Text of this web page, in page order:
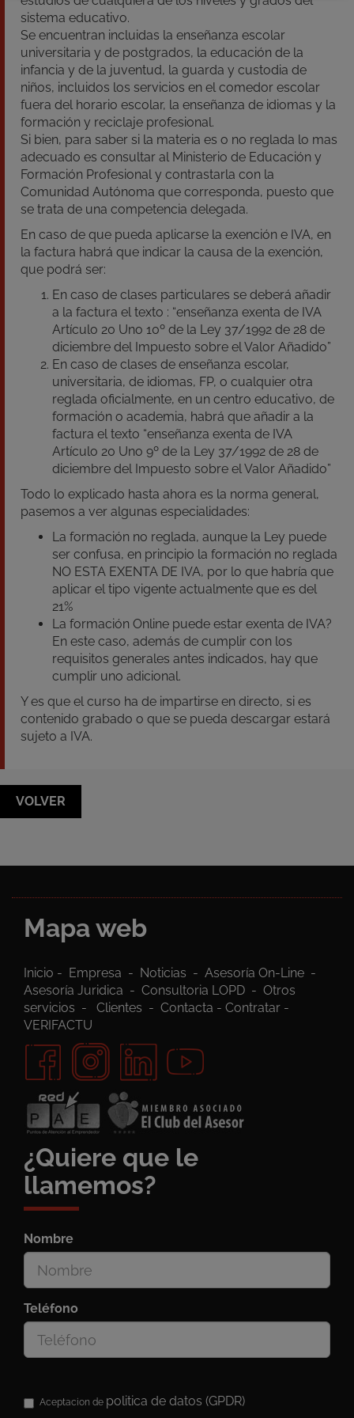
sistema educativo.
Se encuentran incluidas la enseñanza escolar
universitaria y de postgrados, la educación de la
infancia y de la juventud, la guarda y custodia de
niños, incluidos los servicios en el comedor escolar
fuera del horario escolar, la enseñanza de idiomas y la
formación y reciclaje profesional.
Si bien, para saber si la materia es o no reglada lo mas
adecuado es consultar al Ministerio de Educación y
Formación Profesional y contrastarla con la
Comunidad Autónoma que corresponda, puesto que
se trata de una competencia delegada.
En caso de que pueda aplicarse la exención e IVA, en
la factura habrá que indicar la causa de la exención,
que podrá ser:
En caso de clases particulares se deberá añadir
a la factura el texto : “enseñanza exenta de IVA
Artículo 20 Uno 10º de la Ley 37/1992 de 28 de
diciembre del Impuesto sobre el Valor Añadido”
En caso de clases de enseñanza escolar,
universitaria, de idiomas, FP, o cualquier otra
reglada oficialmente, en un centro educativo, de
formación o academia, habrá que añadir a la
factura el texto “enseñanza exenta de IVA
Artículo 20 Uno 9º de la Ley 37/1992 de 28 de
diciembre del Impuesto sobre el Valor Añadido”
Todo lo explicado hasta ahora es la norma general,
pasemos a ver algunas especialidades:
La formación no reglada, aunque la Ley puede
ser confusa, en principio la formación no reglada
NO ESTA EXENTA DE IVA, por lo que habría que
aplicar el tipo vigente actualmente que es del
21%
La formación Online puede estar exenta de IVA?
En este caso, además de cumplir con los
requisitos generales antes indicados, hay que
cumplir uno adicional.
Y es que el curso ha de impartirse en directo, si es
contenido grabado o que se pueda descargar estará
sujeto a IVA.
VOLVER
Mapa web
Inicio - Empresa - Noticias - Asesoría On-Line -
Asesoría Juridica - Consultoria LOPD - Otros
servicios - Clientes - Contacta - Contratar -
VERIFACTU
¿Quiere que le
llamemos?
Nombre
Teléfono
Aceptacion de politica de datos (GPDR)